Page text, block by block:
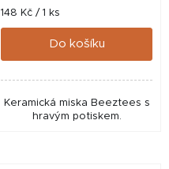
Měrná
cena:
148 Kč / 1 ks
Do košíku
Keramická miska Beeztees s
hravým potiskem.